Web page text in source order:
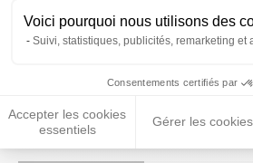
Voici pourquoi nous utilisons des
Suivi, statistiques, publicités, remarketing et
Consentements certifiés par
Accepter les cookies
essentiels
Gérer les cookies
Bol Minou 0.2L
1,04 €